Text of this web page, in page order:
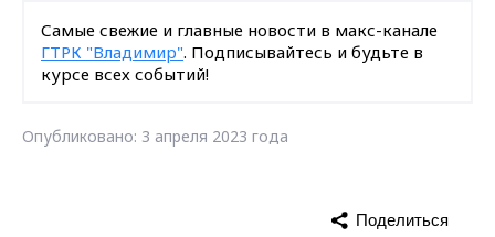
Самые свежие и главные новости в макс-канале
ГТРК "Владимир". Подписывайтесь и будьте в
курсе всех событий!
Опубликовано: 3 апреля 2023 года
Поделиться